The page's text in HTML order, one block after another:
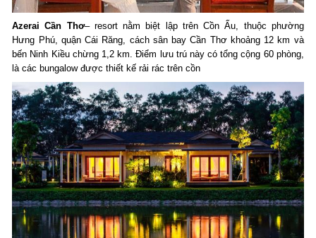
Azerai Cần Thơ– resort nằm biệt lập trên Cồn Ấu, thuộc phường
Hưng Phú, quận Cái Răng, cách sân bay Cần Thơ khoảng 12 km và
bến Ninh Kiều chừng 1,2 km. Điểm lưu trú này có tổng cộng 60 phòng,
là các bungalow được thiết kế rải rác trên cồn